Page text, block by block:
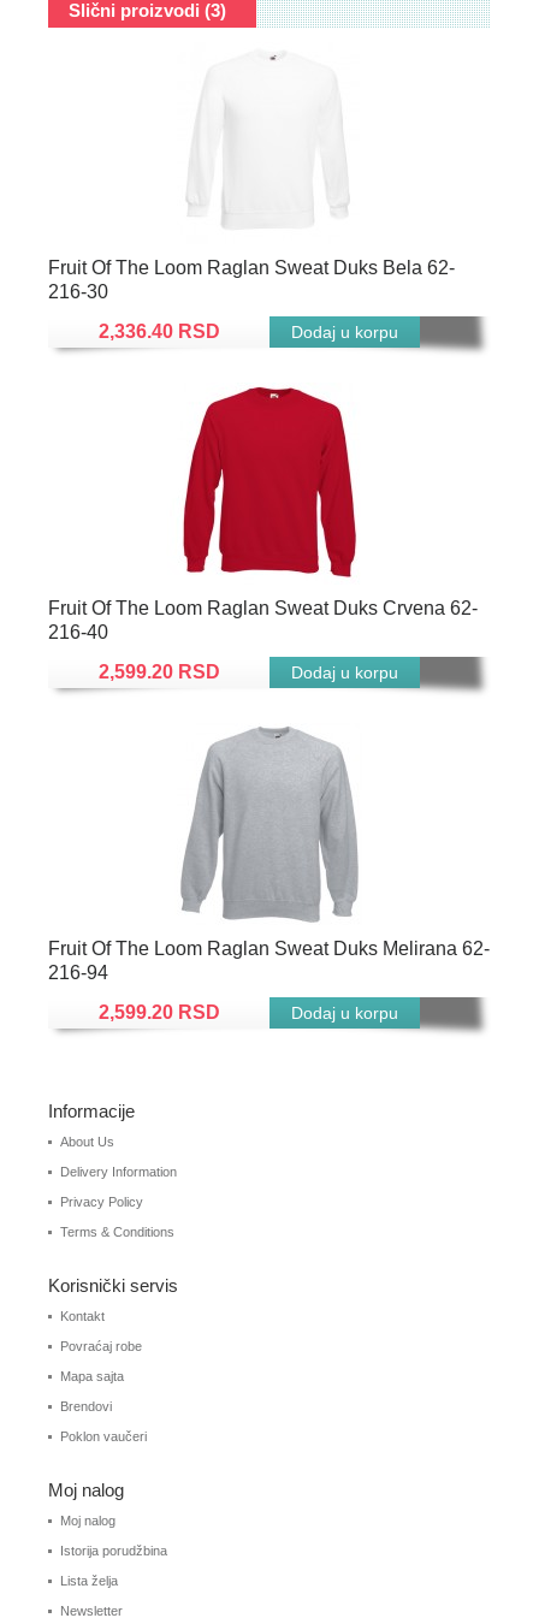
Slični proizvodi (3)
Fruit Of The Loom Raglan Sweat Duks Bela 62-
216-30
2,336.40 RSD
Fruit Of The Loom Raglan Sweat Duks Crvena 62-
216-40
2,599.20 RSD
Fruit Of The Loom Raglan Sweat Duks Melirana 62-
216-94
2,599.20 RSD
Informacije
About Us
Delivery Information
Privacy Policy
Terms & Conditions
Korisnički servis
Kontakt
Povraćaj robe
Mapa sajta
Brendovi
Poklon vaučeri
Moj nalog
Moj nalog
Istorija porudžbina
Lista želja
Newsletter